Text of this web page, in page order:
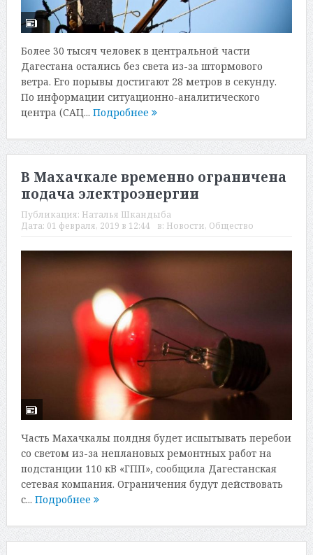
Более 30 тысяч человек в центральной части
Дагестана остались без света из-за штормового
ветра. Его порывы достигают 28 метров в секунду.
По информации ситуационно-аналитического
центра (САЦ... Подробнее
В Махачкале временно ограничена
подача электроэнергии
Публикация: Наталья Шкандыба
Дата: 01 февраля, 2019 в 12:44 в: Новости, Общество
Часть Махачкалы полдня будет испытывать перебои
со светом из-за неплановых ремонтных работ на
подстанции 110 кВ «ГПП», сообщила Дагестанская
сетевая компания. Ограничения будут действовать
с... Подробнее